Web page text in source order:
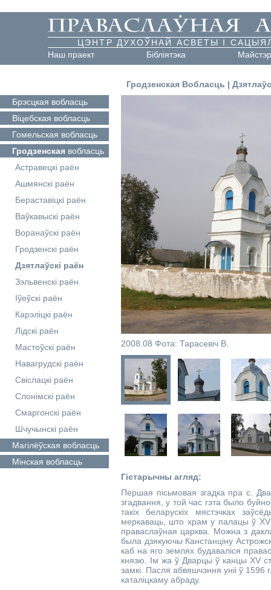
ЦЭНТР ДУХОЎНАЙ АСВЕТЫ І
Наш праект
Бібліятэка
Гродзенская Вобласць |
Брэсцкая вобласць
Віцебская вобласць
Гомельская вобласць
Гродзенская вобласць
Астравецкі раён
Ашмянскі раён
Бераставіцкі раён
Ваўкавыскі раён
Воранаўскі раён
Гродзенскі раён
Дзятлаўскі раён
Зэльвенскі раён
Іўеўскі раён
Карэліцкі раён
Лідскі раён
Мастоўскі раён
Навагрудскі раён
Свіслацкі раён
Слонімскі раён
Смаргонскі раён
Шчучынскі раён
Магілёўская вобласць
Мінская вобласць
2008.08 Фота: Тарасевіч В.
Гістарычны агляд:
Першая пісьмовая згадка пра с.
згадвання , у той час гэта было
такіх беларускіх мястэчках
меркаваць , што храм у палацы ў ХV
праваслаўная царква
Можна з
была дзякуючы Канстанціну
каб на яго землях будаваліся
князю.
Ім жа ў Дварцы ў канцы XV
замкі Пасля абвяшчэння уніі ў 1596
каталіцкаму абраду.